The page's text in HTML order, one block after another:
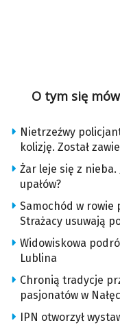
O tym się
Nietrzeźwy
kolizję. Został
Żar leje się z
upałów?
Samochód w rowie
Strażacy usuwają
Widowiskowa
Lublina
Chronią tradycje
pasjonatów w
IPN otworzył